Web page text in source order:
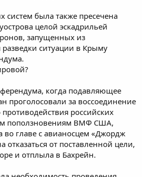
была также пресечена
целой эскадрильей
запущенных из
разведки ситуации в Крыму
когда подавляющее
проголосовали за воссоединение
противодействия российских
поползновениям ВМФ США,
во главе с авианосцем «Джордж
от поставленной цели,
и отплыла в Бахрейн.